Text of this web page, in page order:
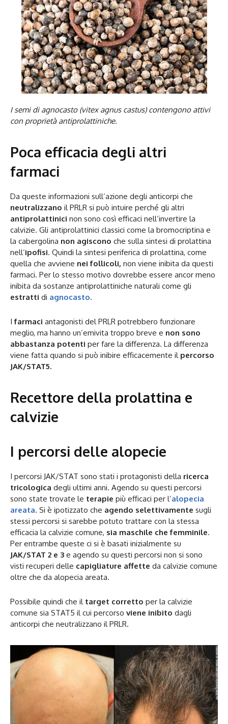
I semi di agnocasto (vitex agnus castus) contengono attivi
con proprietà antiprolattiniche.
Poca efficacia degli altri
farmaci
Da queste informazioni sull’azione degli anticorpi che
neutralizzano il PRLR si può intuire perché gli altri
antiprolattinici non sono così efficaci nell’invertire la
calvizie. Gli antiprolattinici classici come la bromocriptina e
la cabergolina non agiscono che sulla sintesi di prolattina
nell’ipofisi. Quindi la sintesi periferica di prolattina, come
quella che avviene nei follicoli, non viene inibita da questi
farmaci. Per lo stesso motivo dovrebbe essere ancor meno
inibita da sostanze antiprolattiniche naturali come gli
estratti di agnocasto.
Ifarmaci antagonisti del PRLR potrebbero funzionare
meglio, ma hanno un’emivita troppo breve e non sono
abbastanza potenti per fare la differenza. La differenza
viene fatta quando si può inibire efficacemente il percorso
JAK/STAT5.
Recettore della prolattina e
calvizie
I percorsi delle alopecie
I percorsi JAK/STAT sono stati i protagonisti della ricerca
tricologica degli ultimi anni. Agendo su questi percorsi
sono state trovate le terapie più efficaci per l’alopecia
areata. Si è ipotizzato che agendo selettivamente sugli
stessi percorsi si sarebbe potuto trattare con la stessa
efficacia la calvizie comune, sia maschile che femminile.
Per entrambe queste ci si è basati inizialmente su
JAK/STAT 2 e 3 e agendo su questi percorsi non si sono
visti recuperi delle capigliature affette da calvizie comune
oltre che da alopecia areata.
Possibile quindi che il target corretto per la calvizie
comune sia STAT5 il cui percorso viene inibito dagli
anticorpi che neutralizzano il PRLR.